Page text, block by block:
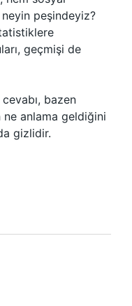
neyin peşindeyiz?
geçmişi de
bazen
ne anlama geldiğini
gizlidir.